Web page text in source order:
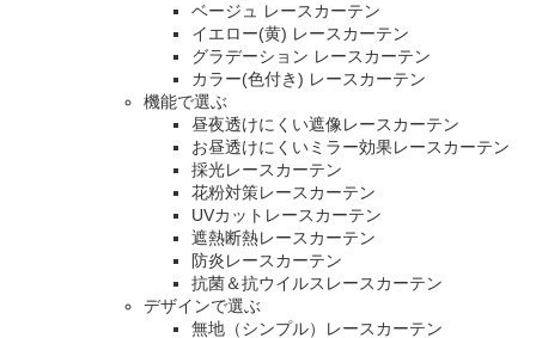
ベージュ レースカーテン
イエロー(黄) レースカーテン
グラデーション レースカーテン
カラー(色付き) レースカーテン
機能で選ぶ
昼夜透けにくい遮像レースカーテン
お昼透けにくいミラー効果レースカーテン
採光レースカーテン
花粉対策レースカーテン
UVカットレースカーテン
遮熱断熱レースカーテン
防炎レースカーテン
抗菌＆抗ウイルスレースカーテン
デザインで選ぶ
無地（シンプル）レースカーテン